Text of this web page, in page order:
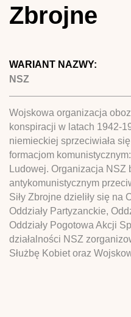
Zbrojne
WARIANT NAZWY:
NSZ
Wojskowa organizacja
konspiracji w latach 1942-
niemieckiej sprzeciwiała
formacjom
Ludowej. Organizacja NSZ
antykomunistycznym
Siły Zbrojne dzieliły się na
Oddziały Partyzanckie,
Oddziały Pogotowa Akcji
działalności NSZ
Służbę Kobiet oraz